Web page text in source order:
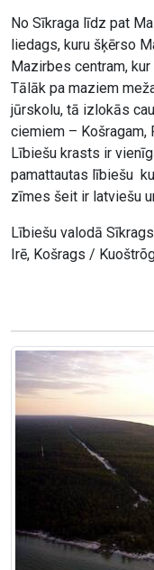
No Sīkraga līdz pat
liedags, kuru šķērso
Mazirbes centram,
Tālāk pa maziem
jūrskolu, tā izlokās
ciemiem – Košragam,
Lībiešu krasts ir
pamattautas lībiešu
zīmes šeit ir latviešu
Lībiešu valodā
Irē, Košrags /